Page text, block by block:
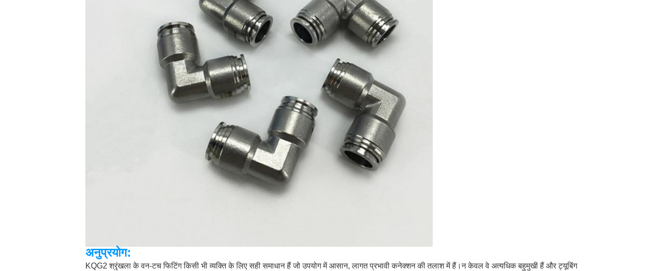
अनुप्रयोग:
KQG2 श्रृंखला के वन-टच फिटिंग किसी भी व्यक्ति के लिए सही समाधान हैं जो उपयोग में आसान, लागत प्रभावी कनेक्शन की तलाश में हैं।न केवल वे अत्यधिक बहुमुखी हैं और ट्यूबिंग